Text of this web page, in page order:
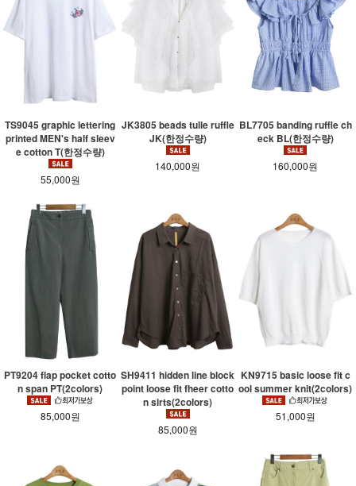
TS9045 graphic lettering
printed MEN's half sleev
e cotton T(한정수량)
55,000원
JK3805 beads tulle ruffle
JK(한정수량)
140,000원
BL7705 banding ruffle ch
eck BL(한정수량)
160,000원
PT9204 flap pocket cotto
n span PT(2colors)
85,000원
SH9411 hidden line block
point loose fit fheer cotto
n sirts(2colors)
85,000원
KN9715 basic loose fit c
ool summer knit(2colors)
51,000원